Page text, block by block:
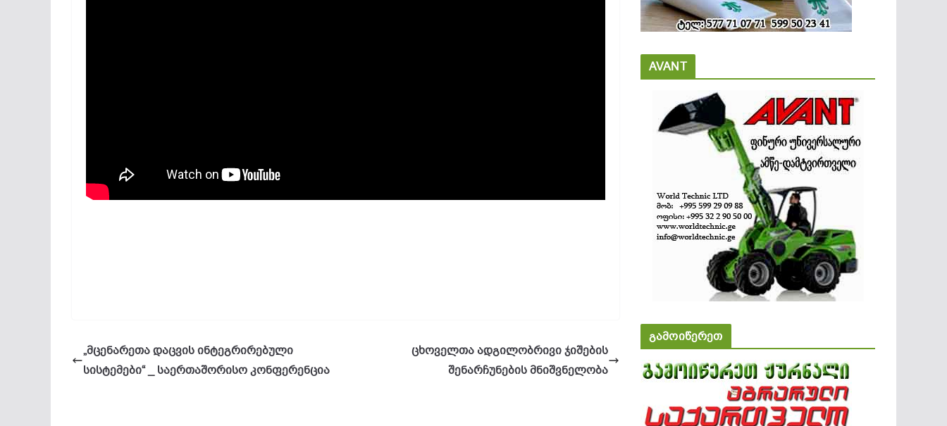
„მცენარეთა დაცვის ინტეგრირებული
სისტემები“ _ საერთაშორისო კონფერენცია
ცხოველთა ადგილობრივი ჯიშების
შენარჩუნების მნიშვნელობა
AVANT
გამოიწერეთ